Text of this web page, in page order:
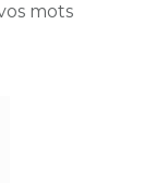
mots